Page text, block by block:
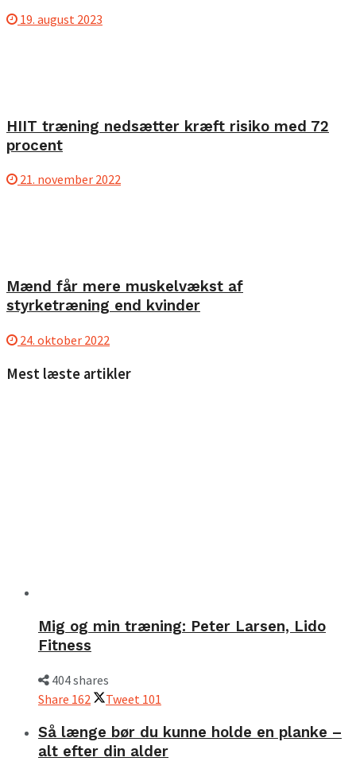
19. august 2023
HIIT træning nedsætter kræft risiko med 72
procent
21. november 2022
Mænd får mere muskelvækst af
styrketræning end kvinder
24. oktober 2022
Mest læste artikler
Mig og min træning: Peter Larsen, Lido
Fitness
404 shares
Share 162 Tweet 101
Så længe bør du kunne holde en planke –
alt efter din alder